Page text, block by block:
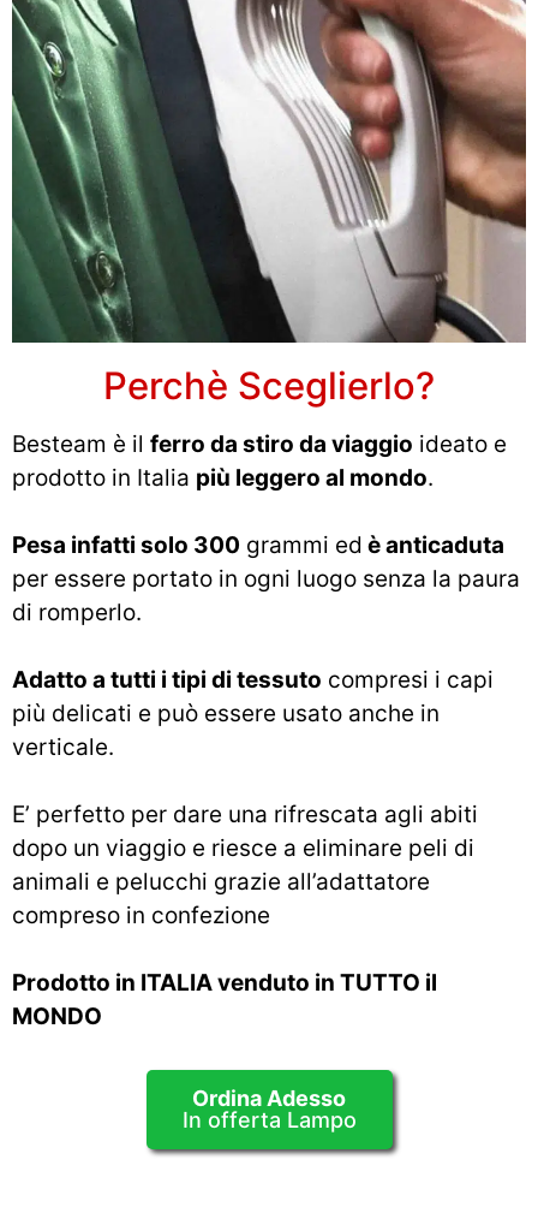
Perchè Sceglierlo?
Besteam è il ferro da stiro da viaggio ideato e
prodotto in Italia più leggero al mondo.
Pesa infatti solo 300 grammi ed è anticaduta
per essere portato in ogni luogo senza la paura
di romperlo.
Adatto a tutti i tipi di tessuto compresi i capi
più delicati e può essere usato anche in
verticale.
E’ perfetto per dare una rifrescata agli abiti
dopo un viaggio e riesce a eliminare peli di
animali e pelucchi grazie all’adattatore
compreso in confezione
Prodotto in ITALIA venduto in TUTTO il
MONDO
Ordina Adesso
In offerta Lampo